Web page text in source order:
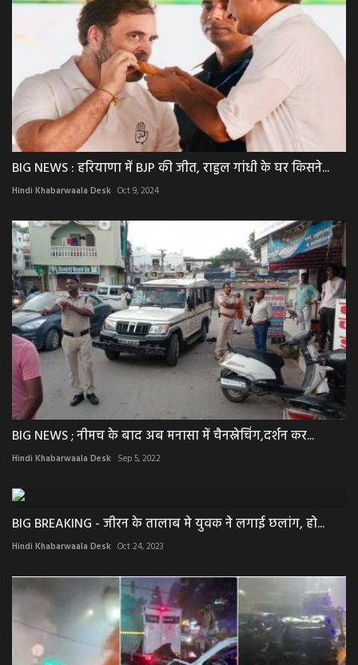
BIG NEWS : हरियाणा में BJP की जीत, राहुल गांधी के घर किसने...
Hindi Khabarwaala Desk Oct 9, 2024
BIG NEWS ; नीमच के बाद अब मनासा में चैनस्नेचिंग,दर्शन कर...
Hindi Khabarwaala Desk Sep 5, 2022
BIG BREAKING - जीरन के तालाब मे युवक ने लगाई छलांग, हो...
Hindi Khabarwaala Desk Oct 24, 2023